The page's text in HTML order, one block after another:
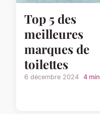
Top 5 des
meilleures
marques de
toilettes
6 décembre 2024 4 min